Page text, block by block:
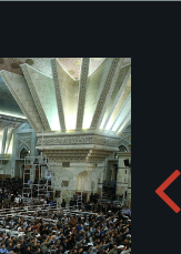
mausolée de
Télécharger l'album: